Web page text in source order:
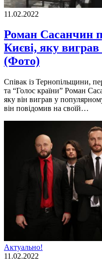
11.02.2022
Роман Сасанчин
Києві, яку виграв
(Фото)
Співак із Тернопільщини,
та “Голос країни” Роман
яку він виграв у
він повідомив на своїй…
Актуально!
11.02.2022